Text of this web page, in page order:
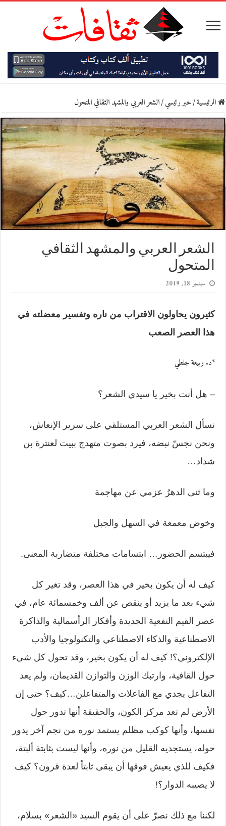
الرئيسية/خبر رئيسي/الشعر العربي والمشهد الثقافي المتحول
الشعر العربي والمشهد الثقافي
المتحول
سبتمبر 18, 2019
كثيرون يحاولون الاقتراب من ناره وتفسير معضلته في
هذا العصر الصعب
*د. ربيعة جلطي
– هل أنت بخير يا سيدي الشعر؟
نسأل الشعر العربي المستلقي على سرير الإنعاش،
ونحن نجسّ نبضه، فيرد بصوت متهدج ببيت لعنترة بن
شداد…
وما ثنى الدهرُ عزمي عن مهاجمة
وخوض معمعة في السهل والجبل
فيبتسم الحضور… ابتسامات مختلفة متضاربة المعنى.
كيف له أن يكون بخير في هذا العصر، وقد تغير كل
شيء بعد ما يزيد أو ينقص عن ألف وخمسمائة عام، في
عصر القيم النفعية الجديدة وأفكار الرأسمالية والذاكرة
الاصطناعية والذكاء الاصطناعي والتكنولوجيا والأدب
الإلكتروني؟! كيف له أن يكون بخير، وقد تحول كل شيء
حول القافية، وارتبك الوزن والتوازن القديمان، ولم يعد
التفاعل يجدي مع الفاعلات والمتفاعلن…كيف؟ حتى إن
الأرض لم تعد مركز الكون، والحقيقة أنها تدور حول
نفسها، وأنها كوكب مظلم يستمد نوره من نجم آخر يدور
حوله، يستجديه القليل من نوره، وأنها ليست بثابتة ألبتة،
فكيف للذي يعيش فوقها أن يبقى ثابتاً لعدة قرون؟ كيف
لا يصيبه الدوار؟!
لكننا مع ذلك نصرّ على أن يقوم السيد «الشعر» بسلام،